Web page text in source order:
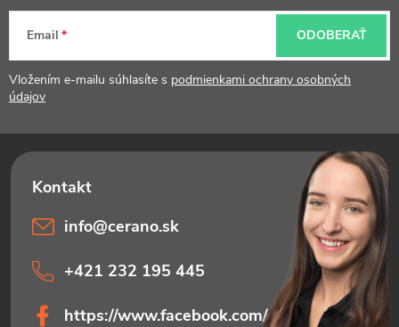
p
ä
i
e
Email
Vložením e-mailu súhlasíte s podmienkami ochrany osobných
údajov
ODOBERAŤ
info@cerano.sk
+421 232 195 445
https://www.facebook.com/ceranosk